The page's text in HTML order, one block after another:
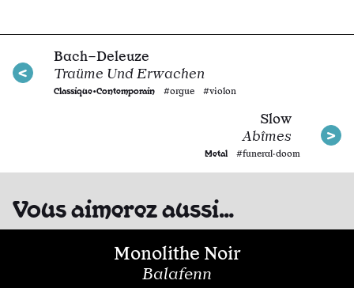
Bach–Deleuze
Traüme Und Erwachen
Classique•Contemporain #orgue #violon
Slow
Abîmes
Metal #funeral·doom
Vous aimerez aussi…
Monolithe Noir
Balafenn